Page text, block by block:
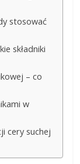
stosować
składniki
– co
w
cery suchej